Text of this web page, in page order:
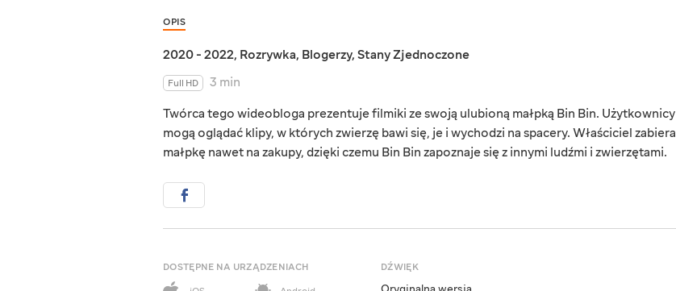
OPIS
2020 - 2022, Rozrywka, Blogerzy, Stany Zjednoczone
Full HD
3 min
Twórca tego wideobloga prezentuje filmiki ze swoją ulubioną małpką Bin Bin. Użytkownicy
mogą oglądać klipy, w których zwierzę bawi się, je i wychodzi na spacery. Właściciel zabiera
małpkę nawet na zakupy, dzięki czemu Bin Bin zapoznaje się z innymi ludźmi i zwierzętami.
DOSTĘPNE NA URZĄDZENIACH
DŹWIĘK